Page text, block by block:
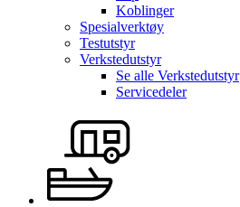
Koblinger
Spesialverktøy
Testutstyr
Verkstedutstyr
Se alle Verkstedutstyr
Servicedeler